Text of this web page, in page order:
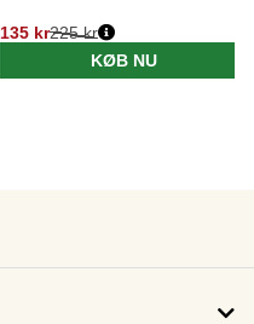
135 kr225 kr
KØB NU